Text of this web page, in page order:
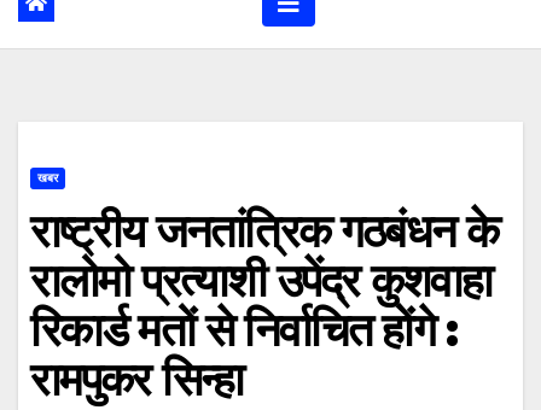
खबर
राष्ट्रीय जनतांत्रिक गठबंधन के
रालोमो प्रत्याशी उपेंद्र कुशवाहा
रिकार्ड मतों से निर्वाचित होंगे :
रामपुकर सिन्हा